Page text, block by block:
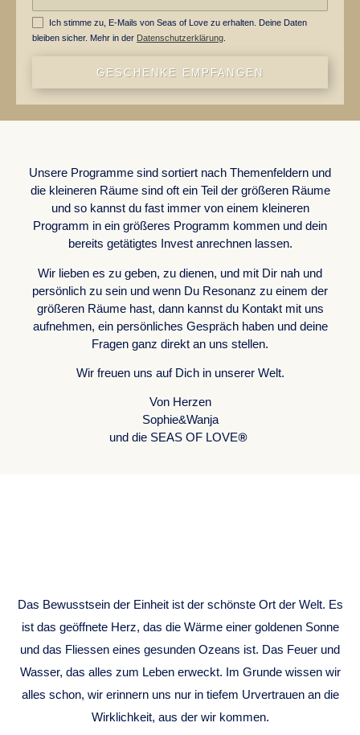
Ich stimme zu, E-Mails von Seas of Love zu erhalten. Deine Daten
bleiben sicher. Mehr in der Datenschutzerklärung
GESCHENKE EMPFANGEN
Unsere Programme sind sortiert nach Themenfeldern und
die kleineren Räume sind oft ein Teil der größeren Räume
und so kannst du fast immer von einem kleineren
Programm in ein größeres Programm kommen und dein
bereits getätigtes Invest anrechnen lassen.
Wir lieben es zu geben, zu dienen, und mit Dir nah und
persönlich zu sein und wenn Du Resonanz zu einem der
größeren Räume hast, dann kannst du Kontakt mit uns
aufnehmen, ein persönliches Gespräch haben und deine
Fragen ganz direkt an uns stellen.
Wir freuen uns auf Dich in unserer Welt.
Von Herzen
Sophie&Wanja
und die SEAS OF LOVE®
Das Bewusstsein der Einheit ist der schönste Ort der Welt. Es
ist das geöffnete Herz, das die Wärme einer goldenen Sonne
und das Fliessen eines gesunden Ozeans ist. Das Feuer und
Wasser, das alles zum Leben erweckt. Im Grunde wissen wir
alles schon, wir erinnern uns nur in tiefem Urvertrauen an die
Wirklichkeit, aus der wir kommen.